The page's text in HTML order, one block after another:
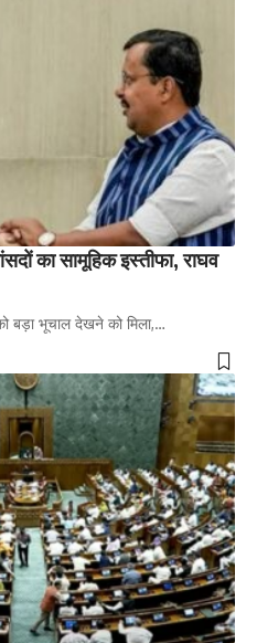
का सामूहिक इस्तीफा, राघव
बड़ा भूचाल देखने को मिला,…